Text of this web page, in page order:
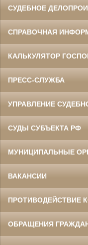
СУДЕБНОЕ
СПРАВОЧНАЯ
КАЛЬКУЛЯТОР
ПРЕСС-СЛУЖБА
УПРАВЛЕНИЕ
СУДЫ СУБЪЕКТА РФ
МУНИЦИПАЛЬНЫЕ
ВАКАНСИИ
ПРОТИВОДЕЙСТВИЕ
ОБРАЩЕНИЯ